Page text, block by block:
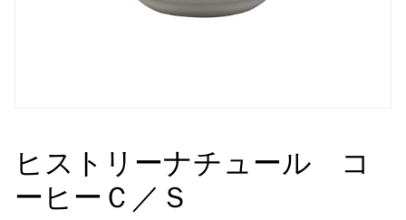
ヒストリーナチュール コ
ーヒーＣ／Ｓ